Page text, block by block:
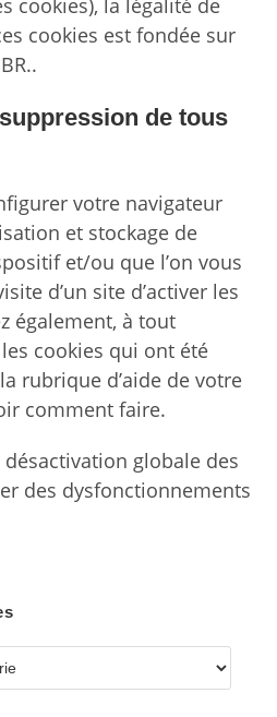
cookies est fondée sur
de tous
votre navigateur
et stockage de
et/ou que l’on vous
d’un site d’activer les
également, à tout
cookies qui ont été
rubrique d’aide de votre
comment faire.
globale des
des dysfonctionnements